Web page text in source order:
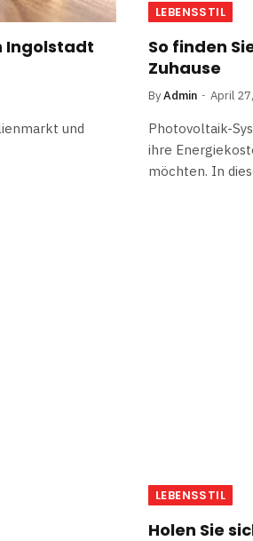
Ingolstadt
und
LEBENSSTIL
So finden
Zuhause
ByAdmin April
Photovoltaik-
ihre
möchten. In
LEBENSSTIL
Holen Sie